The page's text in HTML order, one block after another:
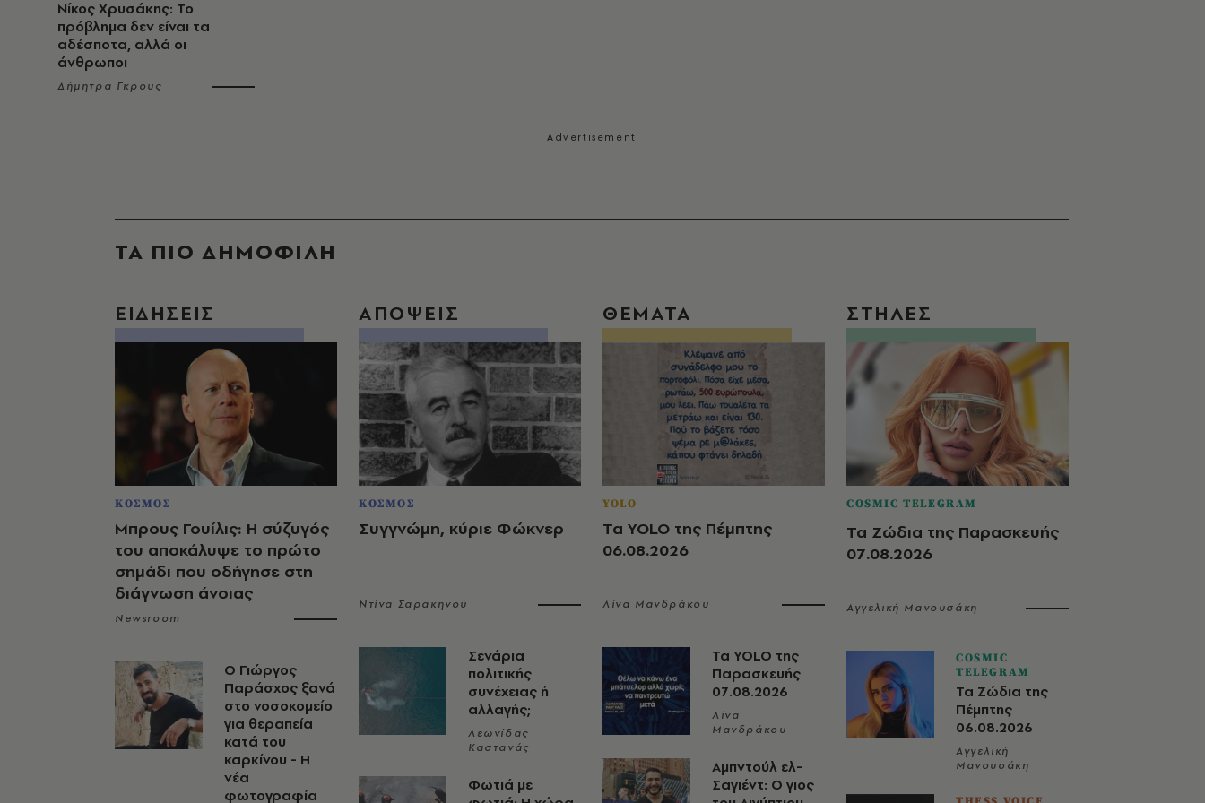
Νίκος Χρυσάκης: Το
πρόβλημα δεν είναι τα
αδέσποτα, αλλά οι
άνθρωποι
Δήμητρα Γκρους
ΤΑ ΠΙΟ ΔΗΜΟΦΙΛΗ
ΕΙΔΗΣΕΙΣ
ΚΟΣΜΟΣ
Μπρους Γουίλις: Η σύζυγός
του αποκάλυψε το πρώτο
σημάδι που οδήγησε στη
διάγνωση άνοιας
Newsroom
O Γιώργος
Παράσχος ξανά
στο νοσοκομείο
για θεραπεία
κατά του
καρκίνου - Η
νέα
φωτογραφία
ΑΠΟΨΕΙΣ
ΚΟΣΜΟΣ
Συγγνώμη, κύριε Φώκνερ
Ντίνα Σαρακηνού
Σενάρια
πολιτικής
συνέχειας ή
αλλαγής;
Λεωνίδας
Καστανάς
Φωτιά με
ΘΕΜΑΤΑ
YOLO
Τα YOLO της Πέμπτης
06.08.2026
Λίνα Μανδράκου
Τα YOLO της
Παρασκευής
07.08.2026
Λίνα
Μανδράκου
Αμπντούλ ελ-
Σαγιέντ: Ο γιος
ΣΤΗΛΕΣ
COSMIC TELEGRAM
Τα Ζώδια της Παρασκευής
07.08.2026
Αγγελική Μανουσάκη
COSMIC
TELEGRAM
Τα Ζώδια της
Πέμπτης
06.08.2026
Αγγελική
Μανουσάκη